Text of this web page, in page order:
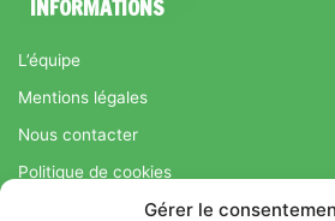
Gérer le
INFORMATIONS
L’équipe
Mentions légales
Nous contacter
Politique de cookies
Régime Savoir Maigrir.fr : La méthode